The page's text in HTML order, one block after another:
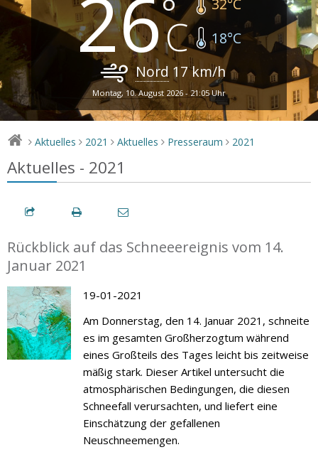
26 32°C
18°C
Nord 17km/h
Montag, 10. August 2026 - 21:05 Uhr
> Aktuelles > 2021 > Aktuelles > Presseraum > 2021
Aktuelles - 2021
Rückblick auf das Schneeereignis vom 14.
Januar 2021
19-01-2021
Am Donnerstag, den 14. Januar 2021, schneite
es im gesamten Großherzogtum während
eines Großteils des Tages leicht bis zeitweise
mäßig stark. Dieser Artikel untersucht die
atmosphärischen Bedingungen, die diesen
Schneefall verursachten, und liefert eine
Einschätzung der gefallenen
Neuschneemengen.